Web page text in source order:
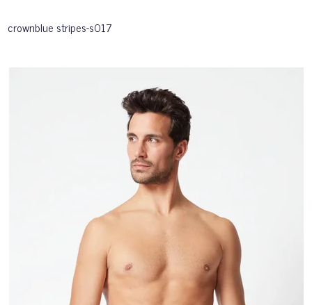
crownblue stripes-s017